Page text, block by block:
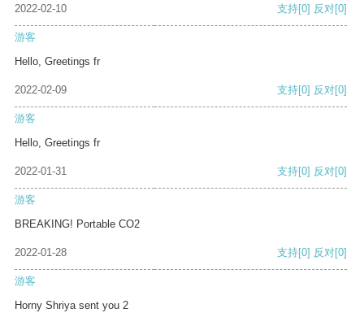
2022-02-10 支持[0] 反对[0]
游客
Hello, Greetings fr
2022-02-09 支持[0] 反对[0]
游客
Hello, Greetings fr
2022-01-31 支持[0] 反对[0]
游客
BREAKING! Portable CO2
2022-01-28 支持[0] 反对[0]
游客
Horny Shriya sent you 2